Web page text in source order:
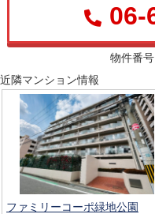
06-
物件番
近隣マンション情報
ファミリーコーポ緑地公園